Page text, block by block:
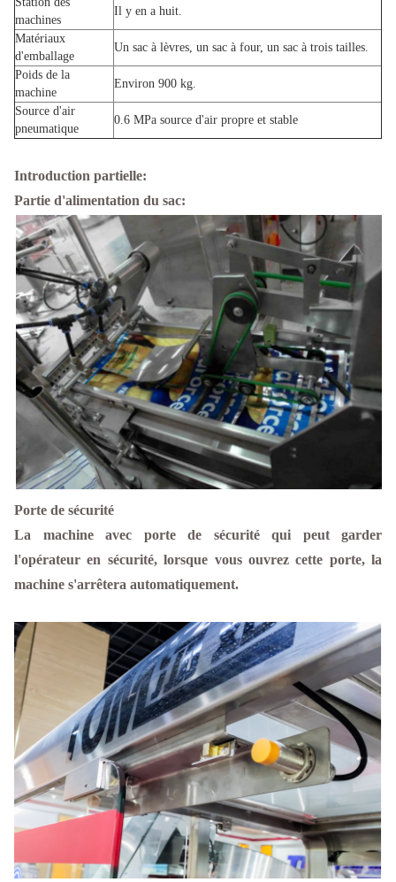
machines
Il y en a huit.
Matériaux
d'emballage
Un sac à lèvres, un sac à four, un sac à trois tailles.
Poids de la
machine
Environ 900 kg.
Source d'air
pneumatique
0.6 MPa source d'air propre et stable
Introduction partielle:
Partie d'alimentation du sac:
Porte de sécurité
La machine avec porte de sécurité qui peut garder
l'opérateur en sécurité, lorsque vous ouvrez cette porte, la
machine s'arrêtera automatiquement.